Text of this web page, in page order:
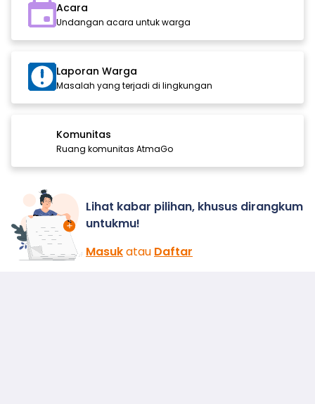
Acara
Undangan acara untuk warga
Laporan Warga
Masalah yang terjadi di lingkungan
Komunitas
Ruang komunitas AtmaGo
Lihat kabar pilihan, khusus dirangkum
untukmu!
Masukatau Daftar